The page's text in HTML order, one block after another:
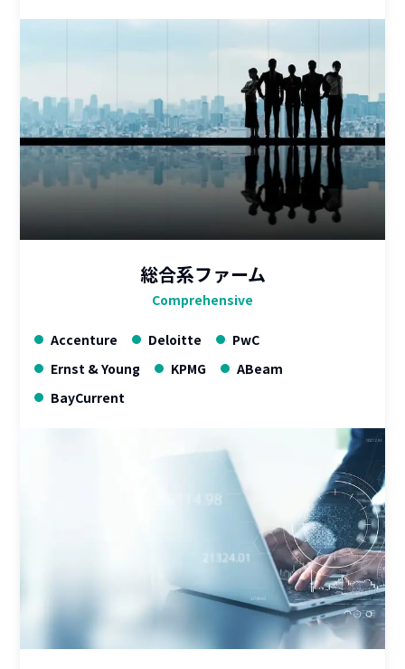
総合系ファーム
Comprehensive
Accenture Deloitte
PwC
Ernst & Young
KPMG
ABeam
BayCurrent